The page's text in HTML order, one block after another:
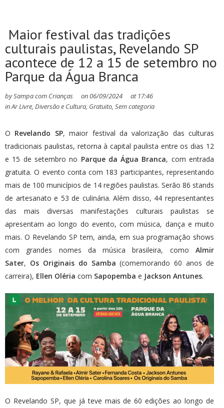
Maior festival das tradições
culturais paulistas, Revelando SP
acontece de 12 a 15 de setembro no
Parque da Água Branca
bySampa com Crianças on06/09/2024 at 17:46
inAr Livre, Diversão e Cultura, Gratuito, Sem categoria
O Revelando SP, maior festival da valorização das culturas
tradicionais paulistas, retorna à capital paulista entre os dias 12
e 15 de setembro no Parque da Água Branca, com entrada
gratuita. O evento conta com 183 participantes, representando
mais de 100 municípios de 14 regiões paulistas. Serão 86 stands
de artesanato e 53 de culinária. Além disso, 44 representantes
das mais diversas manifestações culturais paulistas se
apresentam ao longo do evento, com música, dança e muito
mais. O Revelando SP tem, ainda, em sua programação shows
com grandes nomes da música brasileira, como Almir
Sater, Os Originais do Samba(comemorando 60 anos de
carreira), Ellen Oléria com Sapopemba e Jackson Antunes.
O Revelando SP, que já teve mais de 60 edições ao longo de